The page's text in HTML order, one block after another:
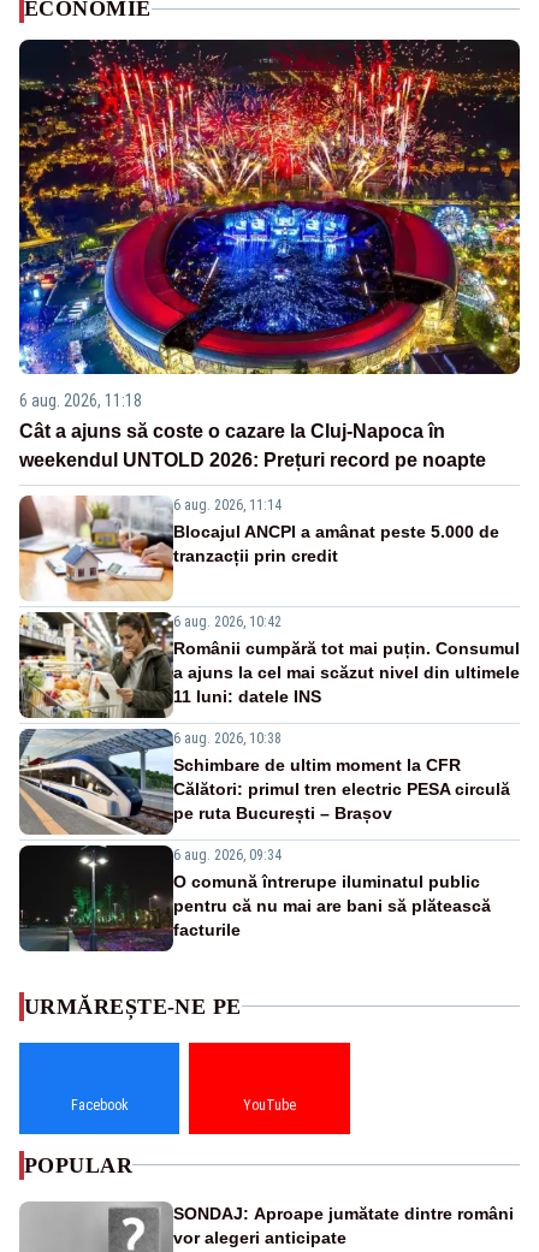
ECONOMIE
6 aug. 2026, 11:18
Cât a ajuns să coste o cazare la Cluj-Napoca în
weekendul UNTOLD 2026: Prețuri record pe noapte
6 aug. 2026, 11:14
Blocajul ANCPI a amânat peste 5.000 de
tranzacții prin credit
6 aug. 2026, 10:42
Românii cumpără tot mai puțin. Consumul
a ajuns la cel mai scăzut nivel din ultimele
11 luni: datele INS
6 aug. 2026, 10:38
Schimbare de ultim moment la CFR
Călători: primul tren electric PESA circulă
pe ruta București – Brașov
6 aug. 2026, 09:34
O comună întrerupe iluminatul public
pentru că nu mai are bani să plătească
facturile
URMĂREȘTE-NE PE
Facebook YouTube
POPULAR
SONDAJ: Aproape jumătate dintre români
vor alegeri anticipate